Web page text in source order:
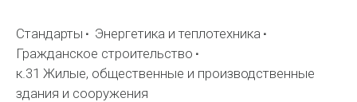
Стандарты
Энергетика и теплотехника
Гражданское строительство
к.31 Жилые, общественные и производственные
здания и сооружения